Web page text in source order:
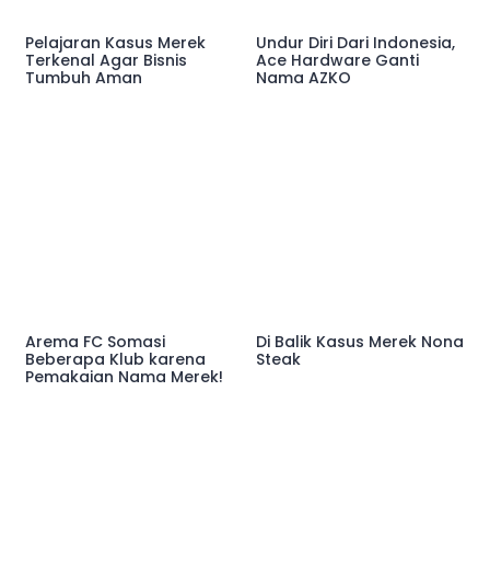
Pelajaran Kasus Merek
Terkenal Agar Bisnis
Tumbuh Aman
Undur Diri Dari Indonesia,
Ace Hardware Ganti
Nama AZKO
Arema FC Somasi
Beberapa Klub karena
Pemakaian Nama Merek!
Di Balik Kasus Merek Nona
Steak